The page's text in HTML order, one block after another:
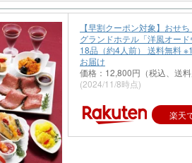
【早割クーポン対象】おせ
グランドホテル「洋風オー
18品（約4人前） 送料無料
お届け
価格：12,800円（税込、送
(2024/11/8時点)
楽天